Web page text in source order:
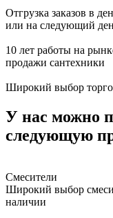
Отгрузка заказов в
или на следующий
10 лет работы на
продажи сантехники
Широкий выбор
У нас можно
следующую
Смесители
Широкий выбор
наличии